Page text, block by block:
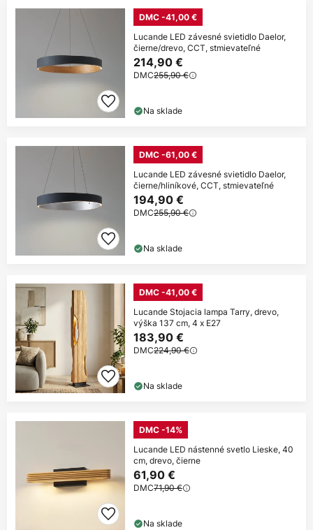
DMC -41,00 €
Lucande LED závesné svietidlo Daelor,
čierne/drevo, CCT, stmievateľné
214,90 €
DMC255,90 €
Na sklade
DMC -61,00 €
Lucande LED závesné svietidlo Daelor,
čierne/hliníkové, CCT, stmievateľné
194,90 €
DMC255,90 €
Na sklade
DMC -41,00 €
Lucande Stojacia lampa Tarry, drevo,
výška 137 cm, 4 x E27
183,90 €
DMC224,90 €
Na sklade
DMC -14%
Lucande LED nástenné svetlo Lieske, 40
cm, drevo, čierne
61,90 €
DMC71,90 €
Na sklade